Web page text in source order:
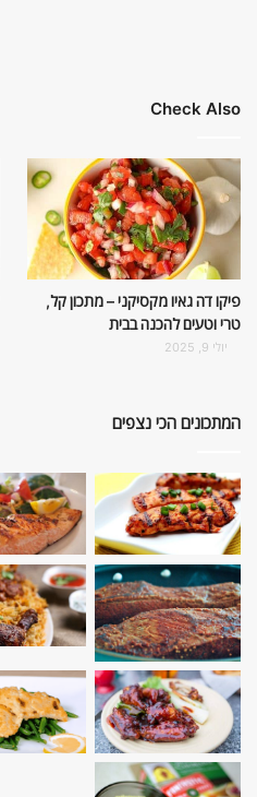
Check Also
פיקו דה גאיו מקסיקני – מתכון קל,
טרי וטעים להכנה בבית
יולי 9, 2025
המתכונים הכי נצפים